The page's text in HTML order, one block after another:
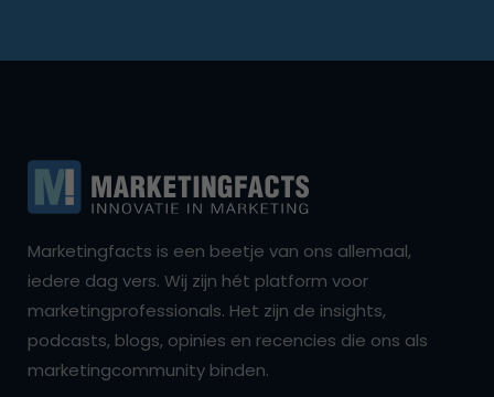
Marketingfacts is een beetje van ons allemaal,
iedere dag vers. Wij zijn hét platform voor
marketingprofessionals. Het zijn de insights,
podcasts, blogs, opinies en recencies die ons als
marketingcommunity binden.